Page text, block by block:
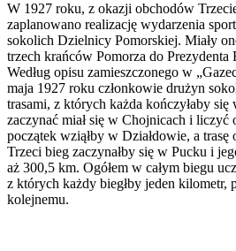
W 1927 roku, z okazji obchodów
zaplanowano realizację wydarzenia
sokolich Dzielnicy Pomorskiej. Miały
trzech krańców Pomorza do Prezydenta
Według opisu zamieszczonego w
maja 1927 roku członkowie drużyn
trasami, z których każda kończyłaby
zaczynać miał się w Chojnicach i
początek wziąłby w Działdowie, a
Trzeci bieg zaczynałby się w Pucku i
aż 300,5 km. Ogółem w całym biegu
z których każdy biegłby jeden kilometr,
kolejnemu.